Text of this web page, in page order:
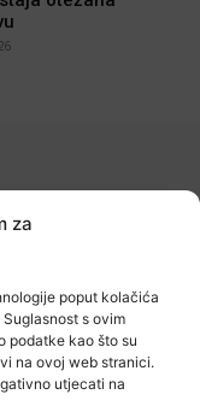
za
poput kolačića
s ovim
podatke kao što su
na ovoj web stranici.
utjecati na
rujnu će obilježiti
još jedna